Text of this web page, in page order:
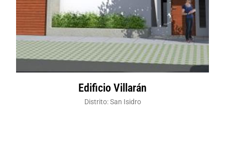
Edificio Villarán
Distrito: San Isidro